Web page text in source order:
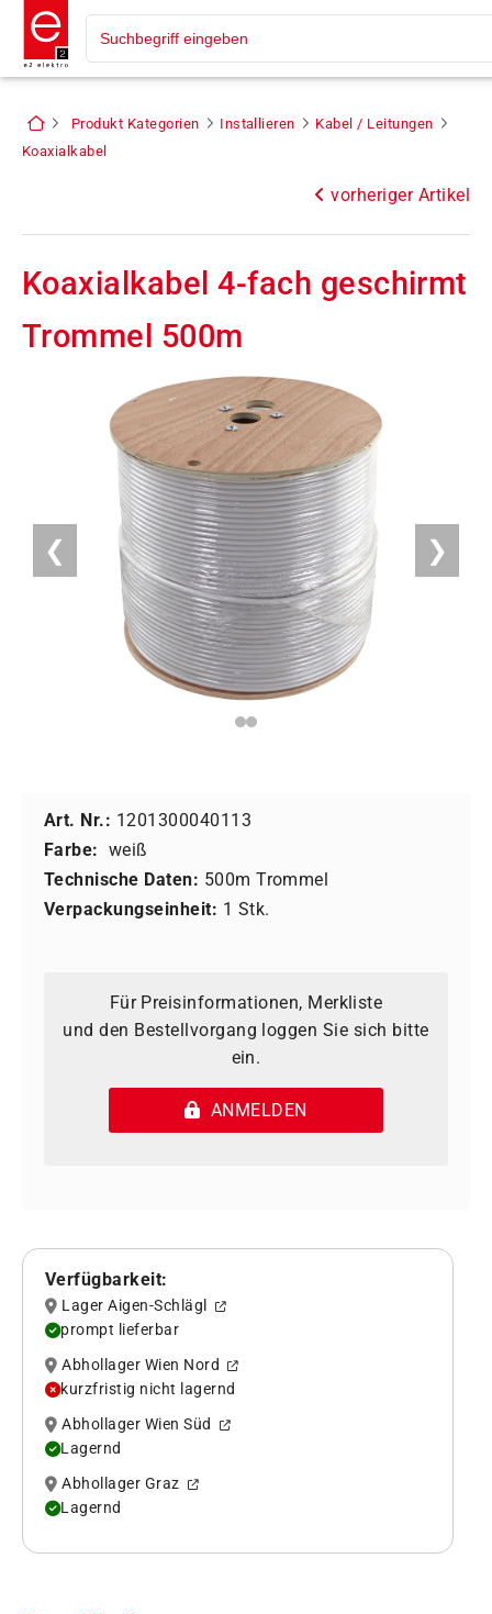
Produkt Kategorien Installieren
Kabel / Leitungen
Koaxialkabel
vorheriger Artikel
Koaxialkabel 4-fach geschirmt
Trommel 500m
❮ ❯
Verfügbarkeit:
Lager Aigen-Schlägl
prompt lieferbar
Abhollager Wien Nord
kurzfristig nicht lagernd
Abhollager Wien Süd
Lagernd
Abhollager Graz
Lagernd
Art. Nr.: 1201300040113
Farbe: weiß
Technische Daten: 500m Trommel
Verpackungseinheit: 1 Stk.
Für Preisinformationen, Merkliste
und den Bestellvorgang loggen Sie sich bitte
ein.
ANMELDEN